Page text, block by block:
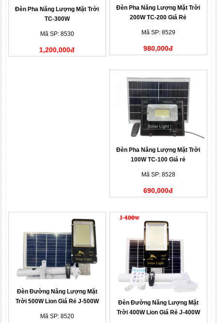
Đèn Pha Năng Lượng Mặt Trời
TC-300W
Mã SP: 8530
1,200,000đ
Đèn Pha Năng Lượng Mặt Trời
200W TC-200 Giá Rẻ
Mã SP: 8529
980,000đ
Đèn Pha Năng Lượng Mặt Trời
100W TC-100 Giá rẻ
Mã SP: 8528
690,000đ
Đèn Đường Năng Lượng Mặt
Trời 500W Lion Giá Rẻ J-500W
Mã SP: 8520
Đèn Đường Năng Lượng Mặt
Trời 400W Lion Giá Rẻ J-400W